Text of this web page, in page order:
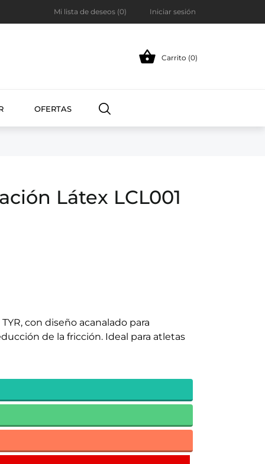
Mi lista de deseos (0) Iniciar sesión
 Carrito (0)
OFERTAS
Látex LCL001
con diseño acanalado para
de la fricción. Ideal para atletas